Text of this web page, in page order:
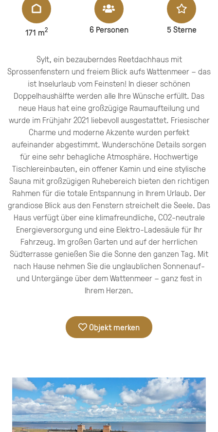
171 m2 6 Personen 5 Sterne
Sylt, ein bezauberndes Reetdachhaus mit
Sprossenfenstern und freiem Blick aufs Wattenmeer – das
ist Inselurlaub vom Feinsten! In dieser schönen
Doppelhaushälfte werden alle Ihre Wünsche erfüllt. Das
neue Haus hat eine großzügige Raumaufteilung und
wurde im Frühjahr 2021 liebevoll ausgestattet. Friesischer
Charme und moderne Akzente wurden perfekt
aufeinander abgestimmt. Wunderschöne Details sorgen
für eine sehr behagliche Atmosphäre. Hochwertige
Tischlereinbauten, ein offener Kamin und eine stylische
Sauna mit großzügigen Ruhebereich bieten den richtigen
Rahmen für die totale Entspannung in Ihrem Urlaub. Der
grandiose Blick aus den Fenstern streichelt die Seele. Das
Haus verfügt über eine klimafreundliche, CO2-neutrale
Energieversorgung und eine Elektro-Ladesäule für Ihr
Fahrzeug. Im großen Garten und auf der herrlichen
Südterrasse genießen Sie die Sonne den ganzen Tag. Mit
nach Hause nehmen Sie die unglaublichen Sonnenauf-
und Untergänge über dem Wattenmeer – ganz fest in
Ihrem Herzen.
Objekt merken